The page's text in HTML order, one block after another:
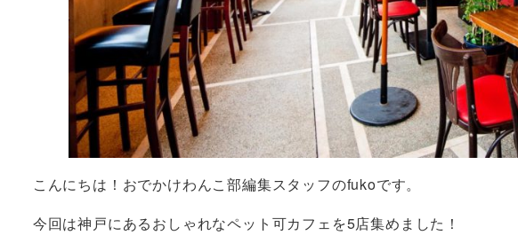
こんにちは！おでかけわんこ部編集スタッフのfukoです。
今回は神戸にあるおしゃれなペット可カフェを5店集めました！